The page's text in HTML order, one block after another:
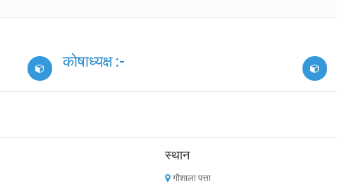
कोषाध्यक्ष :-
स्थान
गौशाला पत्ता